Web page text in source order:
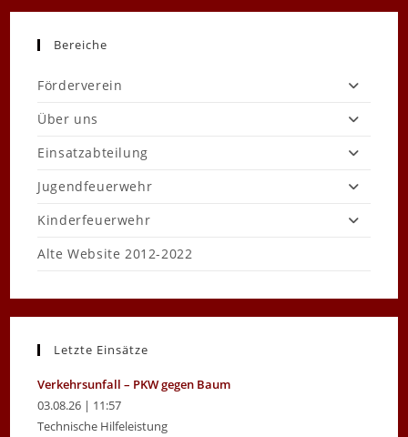
Bereiche
Förderverein
Über uns
Einsatzabteilung
Jugendfeuerwehr
Kinderfeuerwehr
Alte Website 2012-2022
Letzte Einsätze
Verkehrsunfall – PKW gegen Baum
03.08.26 | 11:57
Technische Hilfeleistung